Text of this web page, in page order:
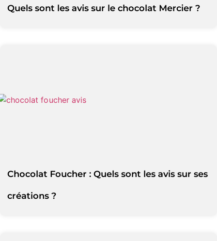
Quels sont les avis sur le chocolat Mercier ?
Chocolat Foucher : Quels sont les avis sur ses
créations ?